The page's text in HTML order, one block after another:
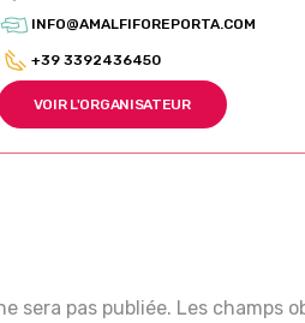
INFO@AMALFIFOREPORTA.COM
+39 3392436450
VOIR L'ORGANISATEUR
sera pas publiée. Les champs